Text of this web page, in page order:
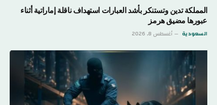
المملكة تدين وتستنكر بأشد العبارات استهداف ناقلة إماراتية أثناء
عبورها مضيق هرمز
السعودية أغسطس 8, 2026